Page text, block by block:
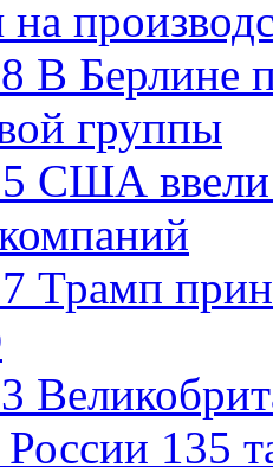
В Берлине
группы
США ввели
Трамп
135